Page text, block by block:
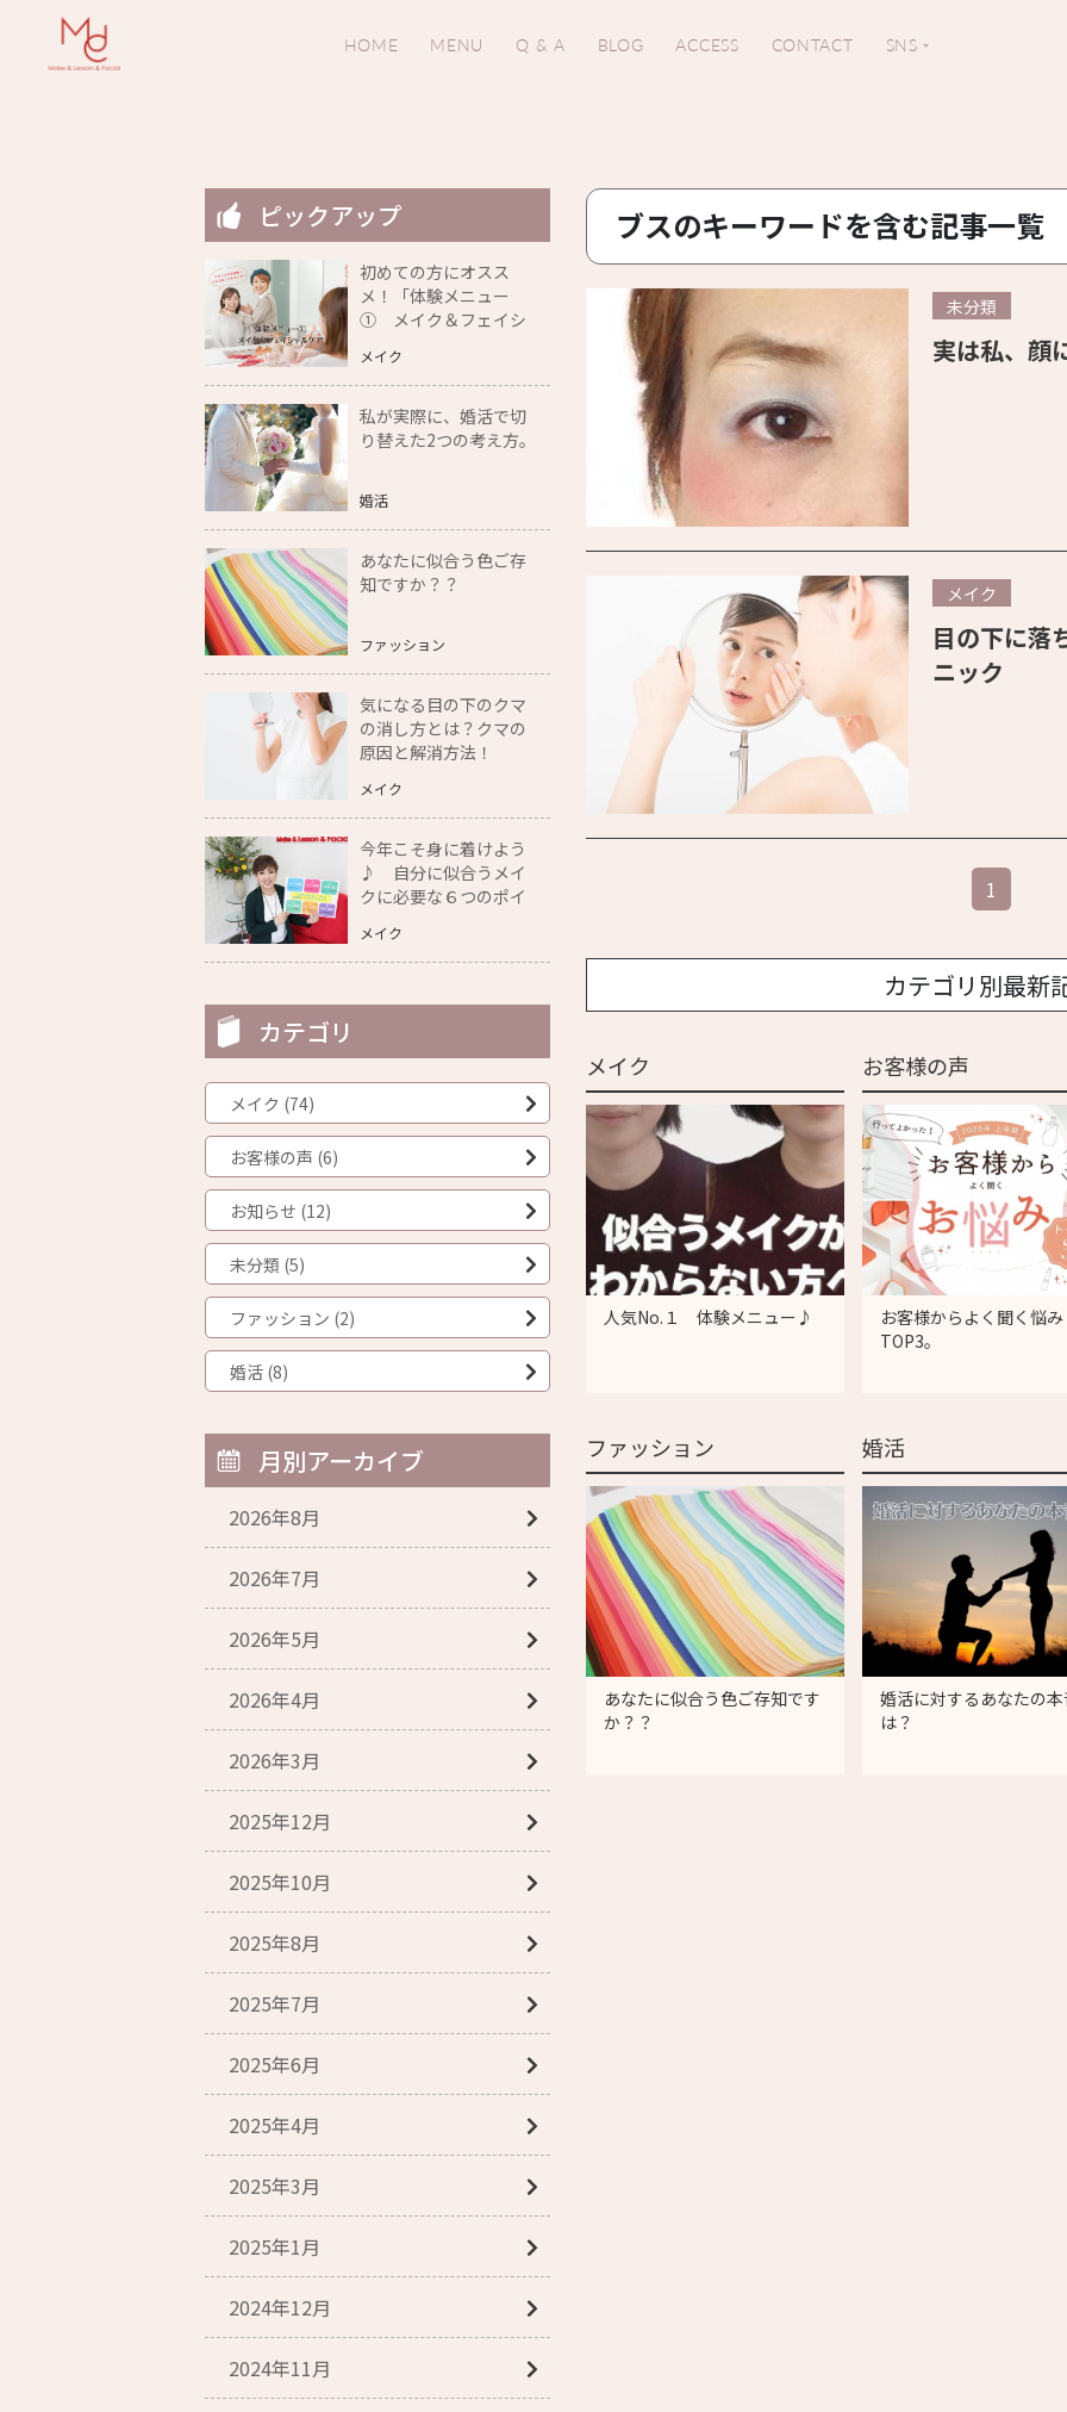
HOME MENU Q & A BLOG ACCESS CONTACT SNS
ブスのキーワードを含む記事一覧
未分類
実は私、顔
メイク
目の下に落
ニック
1
カテゴリ別最新
メイク
人気No.１ 体験メニュー♪
お客様の声
お客様からよく聞く悩み
TOP3。
ファッション
あなたに似合う色ご存知です
か？？
婚活
婚活に対するあなたの
は？
ピックアップ
初めての方にオスス
メ！「体験メニュー
① メイク＆フェイシ
メイク
私が実際に、婚活で切
り替えた2つの考え方。
婚活
あなたに似合う色ご存
知ですか？？
ファッション
気になる目の下のクマ
の消し方とは？クマの
原因と解消方法！
メイク
今年こそ身に着けよう
♪ 自分に似合うメイ
クに必要な６つのポイ
メイク
カテゴリ
メイク (74)
お客様の声 (6)
お知らせ (12)
未分類 (5)
ファッション (2)
婚活 (8)
月別アーカイブ
2026年8月
2026年7月
2026年5月
2026年4月
2026年3月
2025年12月
2025年10月
2025年8月
2025年7月
2025年6月
2025年4月
2025年3月
2025年1月
2024年12月
2024年11月